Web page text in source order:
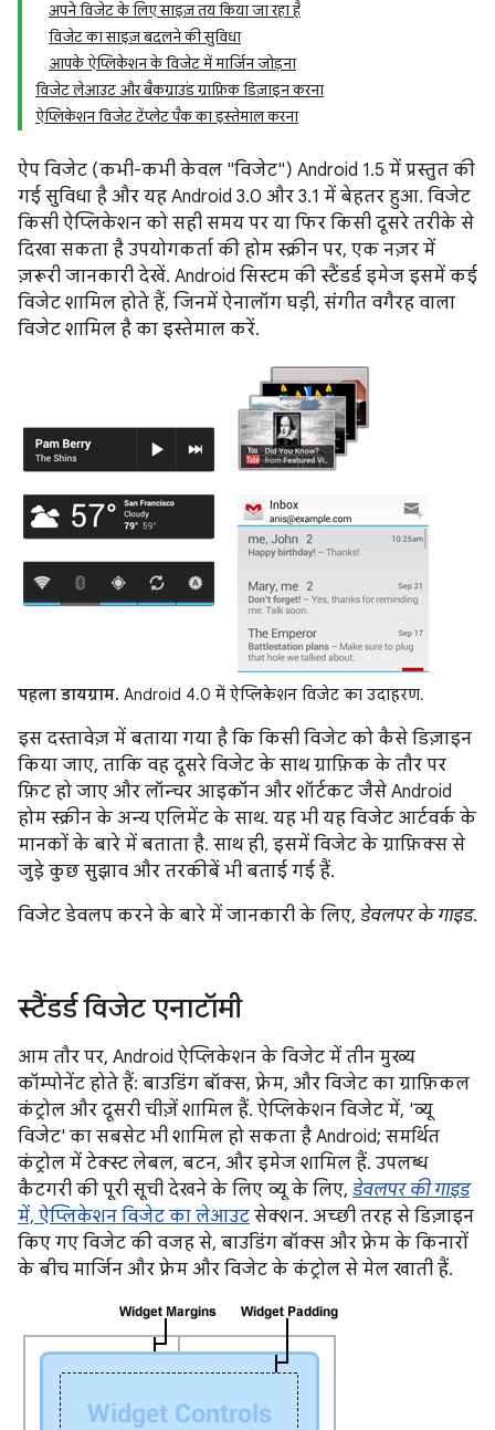
अपने विजेट के लिए साइज़ तय किया जा रहा है
विजेट का साइज़ बदलने की सुविधा
आपके ऐप्लिकेशन के विजेट में मार्जिन जोड़ना
विजेट लेआउट और बैकग्राउंड ग्राफ़िक डिज़ाइन करना
ऐप्लिकेशन विजेट टेंप्लेट पैक का इस्तेमाल करना
ऐप विजेट (कभी-कभी केवल "विजेट") Android 1.5 में प्रस्तुत की
गई सुविधा है और यह Android 3.0 और 3.1 में बेहतर हुआ. विजेट
किसी ऐप्लिकेशन को सही समय पर या फिर किसी दूसरे तरीके से
दिखा सकता है उपयोगकर्ता की होम स्क्रीन पर, एक नज़र में
ज़रूरी जानकारी देखें. Android सिस्टम की स्टैंडर्ड इमेज इसमें कई
विजेट शामिल होते हैं, जिनमें ऐनालॉग घड़ी, संगीत वगैरह वाला
विजेट शामिल है का इस्तेमाल करें.
पहला डायग्राम. Android 4.0 में ऐप्लिकेशन विजेट का उदाहरण.
इस दस्तावेज़ में बताया गया है कि किसी विजेट को कैसे डिज़ाइन
किया जाए, ताकि वह दूसरे विजेट के साथ ग्राफ़िक के तौर पर
फ़िट हो जाए और लॉन्चर आइकॉन और शॉर्टकट जैसे Android
होम स्क्रीन के अन्य एलिमेंट के साथ. यह भी यह विजेट आर्टवर्क के
मानकों के बारे में बताता है. साथ ही, इसमें विजेट के ग्राफ़िक्स से
जुड़े कुछ सुझाव और तरकीबें भी बताई गई हैं.
विजेट डेवलप करने के बारे में जानकारी के लिए, डेवलपर केगाइड.
स्टैंडर्ड विजेट एनाटॉमी
आम तौर पर, Android ऐप्लिकेशन के विजेट में तीन मुख्य
कॉम्पोनेंट होते हैं: बाउंडिंग बॉक्स, फ़्रेम, और विजेट का ग्राफ़िकल
कंट्रोल और दूसरी चीज़ें शामिल हैं. ऐप्लिकेशन विजेट में, 'व्यू
विजेट' का सबसेट भी शामिल हो सकता है Android; समर्थित
कंट्रोल में टेक्स्ट लेबल, बटन, और इमेज शामिल हैं. उपलब्ध
कैटगरी की पूरी सूची देखने के लिए व्यू के लिए, डेवलपर की गाइड
में, ऐप्लिकेशन विजेट का लेआउट सेक्शन. अच्छी तरह से डिज़ाइन
किए गए विजेट की वजह से, बाउंडिंग बॉक्स और फ़्रेम के किनारों
के बीच मार्जिन और फ़्रेम और विजेट के कंट्रोल से मेल खाती हैं.